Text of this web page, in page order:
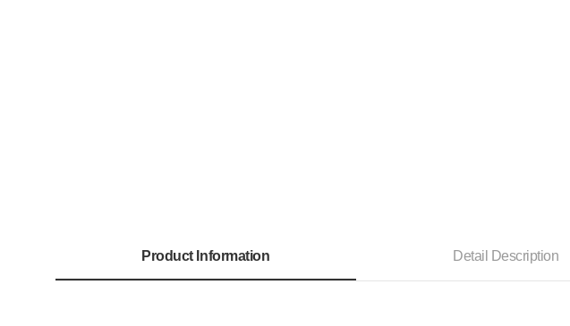
Product Information Detail Description